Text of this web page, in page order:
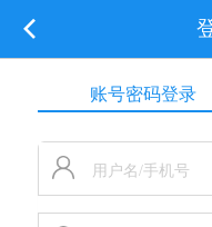
账号密码登录